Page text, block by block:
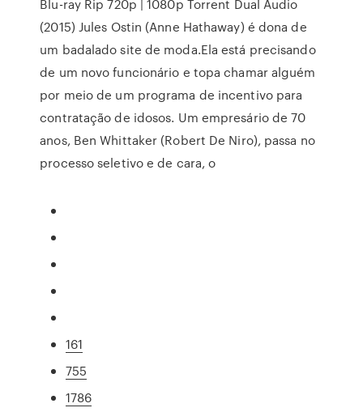
Blu-ray Rip 720p | 1080p Torrent Dual Áudio
(2015) Jules Ostin (Anne Hathaway) é dona de
um badalado site de moda.Ela está precisando
de um novo funcionário e topa chamar alguém
por meio de um programa de incentivo para
contratação de idosos. Um empresário de 70
anos, Ben Whittaker (Robert De Niro), passa no
processo seletivo e de cara, o
161
755
1786